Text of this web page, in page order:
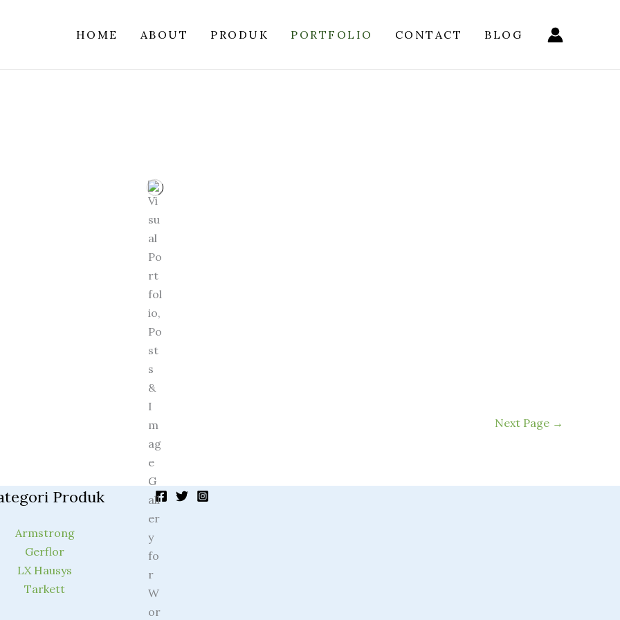
HOME ABOUT PRODUK PORTFOLIO CONTACT BLOG
Next Page →
Produk
Armstrong
Gerflor
LX Hausys
Tarkett